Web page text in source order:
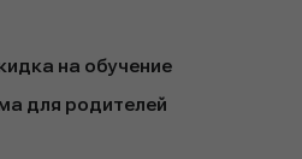
на обучение
для родителей